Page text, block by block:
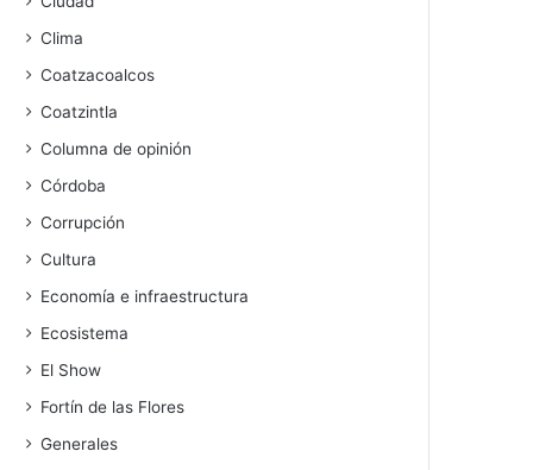
Clima
Coatzacoalcos
Coatzintla
Columna de opinión
Córdoba
Corrupción
Cultura
Economía e infraestructura
Ecosistema
El Show
Fortín de las Flores
Generales